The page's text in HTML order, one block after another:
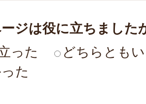
ジは役に立ちました
った
どちらとも
た